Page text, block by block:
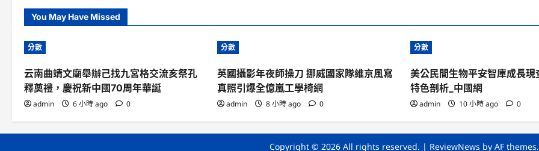
You May Have Missed
分數
云南曲靖文廟舉辦己找九宮格交流亥祭孔
釋奠禮，慶祝新中國70周年華誕
admin 6 小時 ago 0
分數
英國攝影年夜師操刀 挪威國家隊維京風寫
真照引爆全億嵐工學椅網
admin 8 小時 ago 0
分數
美公民間生物平安智庫成長現
特色剖析_中國網
admin 10 小時 ago 0
Copyright © 2026 All rights reserved. | ReviewNews by AF themes.